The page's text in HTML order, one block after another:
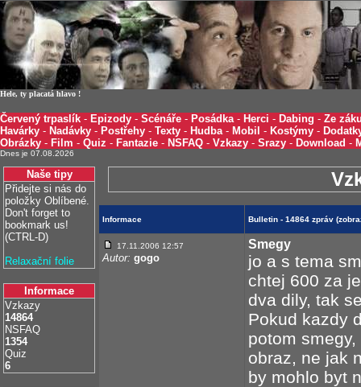
Hele, ty placatá hlavo !
Červený trpaslík - Epizody - Scénáře - Posádka- Herci - Dabing - Ze
Havárky - Nadávky - Postřehy - Texty - Hudba- Mobil - Kostýmy -
Obrázky - Film - Quiz - Fantazie - NSFAQ - Vzkazy - Srazy - Download -
Dnes je 07.08.2026
Naše tipy
Přidejte si nás do
položky Oblíbené.
Don't forget to
bookmark us!
(CTRL-D)
Relaxační folie
Informace
Vzkazy
14864
NSFAQ
1354
Quiz
6
Informace Bulletin - 14864 zpráv
17.11.2006 12:57
Autor: gogo
Smegy
jo a s tema
chtej 600 za
dva dily, tak
Pokud kazdy
potom
obraz, ne jak
by mohlo byt